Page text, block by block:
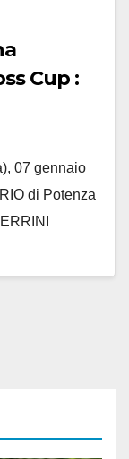
Cup :
07 gennaio
di Potenza